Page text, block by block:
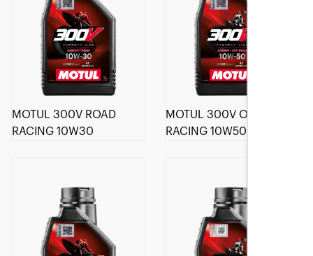
MOTUL 300V ROAD
RACING 10W30
MOTUL 300V OFF ROAD
RACING 10W50